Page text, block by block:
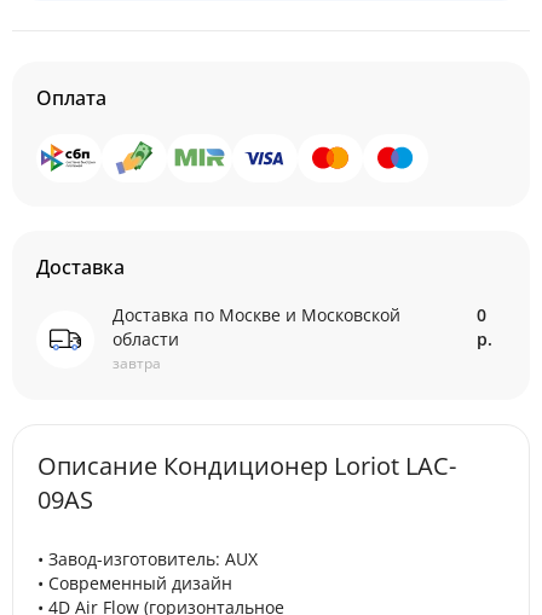
Оплата
Доставка
Доставка по Москве и Московской
области
завтра
0
р.
Описание Кондиционер Loriot LAC-
09AS
• Завод-изготовитель: AUX
• Современный дизайн
• 4D Air Flow (горизонтальное